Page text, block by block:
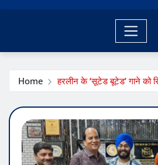
Home हरलीन के ‘सूटेड बूटेड’ गाने को